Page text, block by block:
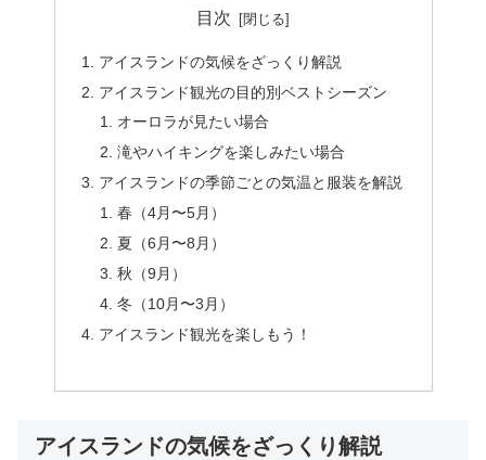
目次
アイスランドの気候をざっくり解説
アイスランド観光の目的別ベストシーズン
オーロラが見たい場合
滝やハイキングを楽しみたい場合
アイスランドの季節ごとの気温と服装を解説
春（4月〜5月）
夏（6月〜8月）
秋（9月）
冬（10月〜3月）
アイスランド観光を楽しもう！
アイスランドの気候をざっくり解説